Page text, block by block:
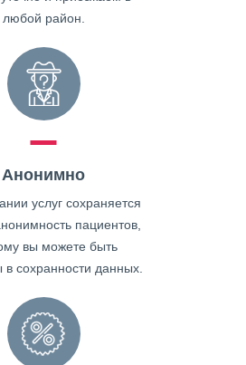
любой район.
Анонимно
услуг сохраняется
пациентов,
вы можете быть
в сохранности данных.